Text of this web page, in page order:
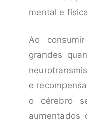
mental e
Ao
grandes
e
o cérebro